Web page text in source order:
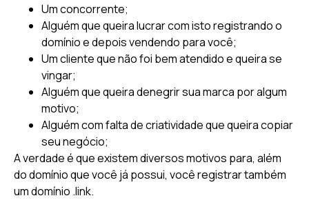
Um concorrente;
Alguém que queira lucrar com isto registrando o
domínio e depois vendendo para você;
Um cliente que não foi bem atendido e queira se
vingar;
Alguém que queira denegrir sua marca por algum
motivo;
Alguém com falta de criatividade que queira copiar
seu negócio;
A verdade é que existem diversos motivos para, além
do domínio que você já possui, você registrar também
um domínio .link.